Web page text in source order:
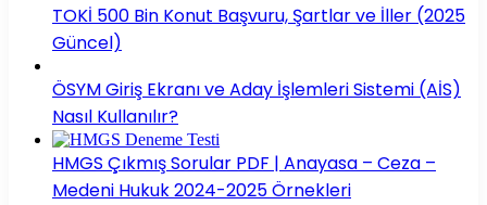
TOKİ 500 Bin Konut Başvuru, Şartlar ve İller (2025
Güncel)
ÖSYM Giriş Ekranı ve Aday İşlemleri Sistemi (AİS)
Nasıl Kullanılır?
HMGS Çıkmış Sorular PDF | Anayasa – Ceza –
Medeni Hukuk 2024-2025 Örnekleri